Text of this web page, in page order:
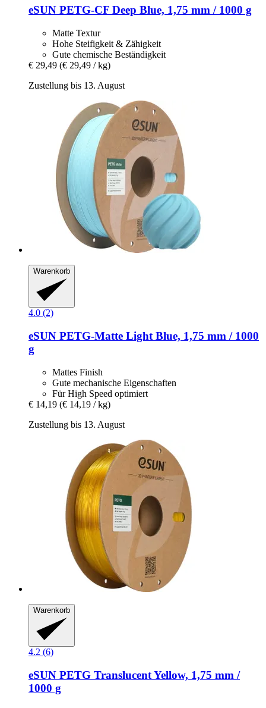
eSUN PETG-​CF Deep Blue, 1,75 mm / 1000 g
Matte Textur
Hohe Steifigkeit & Zähigkeit
Gute chemische Beständigkeit
€ 29,49 (€ 29,49 / kg)
Zustellung bis 13. August
Warenkorb
4.0 (2)
eSUN PETG-​Matte Light Blue, 1,75 mm / 1000
g
Mattes Finish
Gute mechanische Eigenschaften
Für High Speed optimiert
€ 14,19 (€ 14,19 / kg)
Zustellung bis 13. August
Warenkorb
4.2 (6)
eSUN PETG Translucent Yellow, 1,75 mm /
1000 g